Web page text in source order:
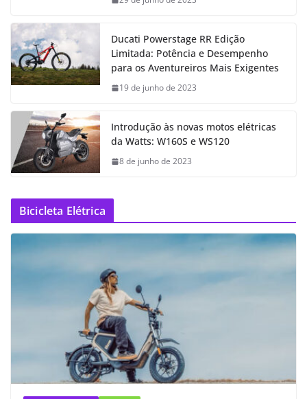
Ducati Powerstage RR Edição
Limitada: Potência e Desempenho
para os Aventureiros Mais Exigentes
19 de junho de 2023
Introdução às novas motos elétricas
da Watts: W160S e WS120
8 de junho de 2023
Bicicleta Elétrica